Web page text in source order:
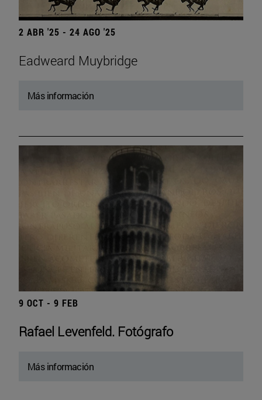
2 ABR '25 - 24 AGO '25
Eadweard Muybridge
Más información
9 OCT - 9 FEB
Rafael Levenfeld. Fotógrafo
Más información